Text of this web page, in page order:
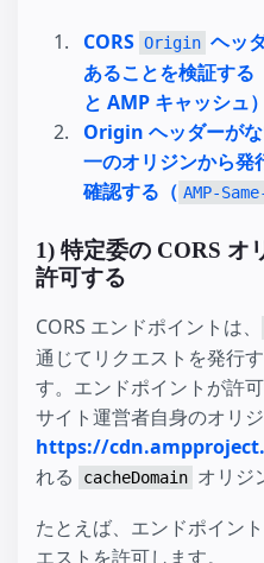
CORS Origin ヘッ
あることを検証する
と AMP キャッシュ）
Origin ヘッダーが
一のオリジンから発
確認する（ AMP-
1) 特定委の CORS オ
許可する
CORS エンドポイントは、
通じてリクエストを発行
す。エンドポイントが許
サイト運営者自身のオリ
https://
れる
cacheDomain オリジ
たとえば、エンドポイン
エストを許可します。